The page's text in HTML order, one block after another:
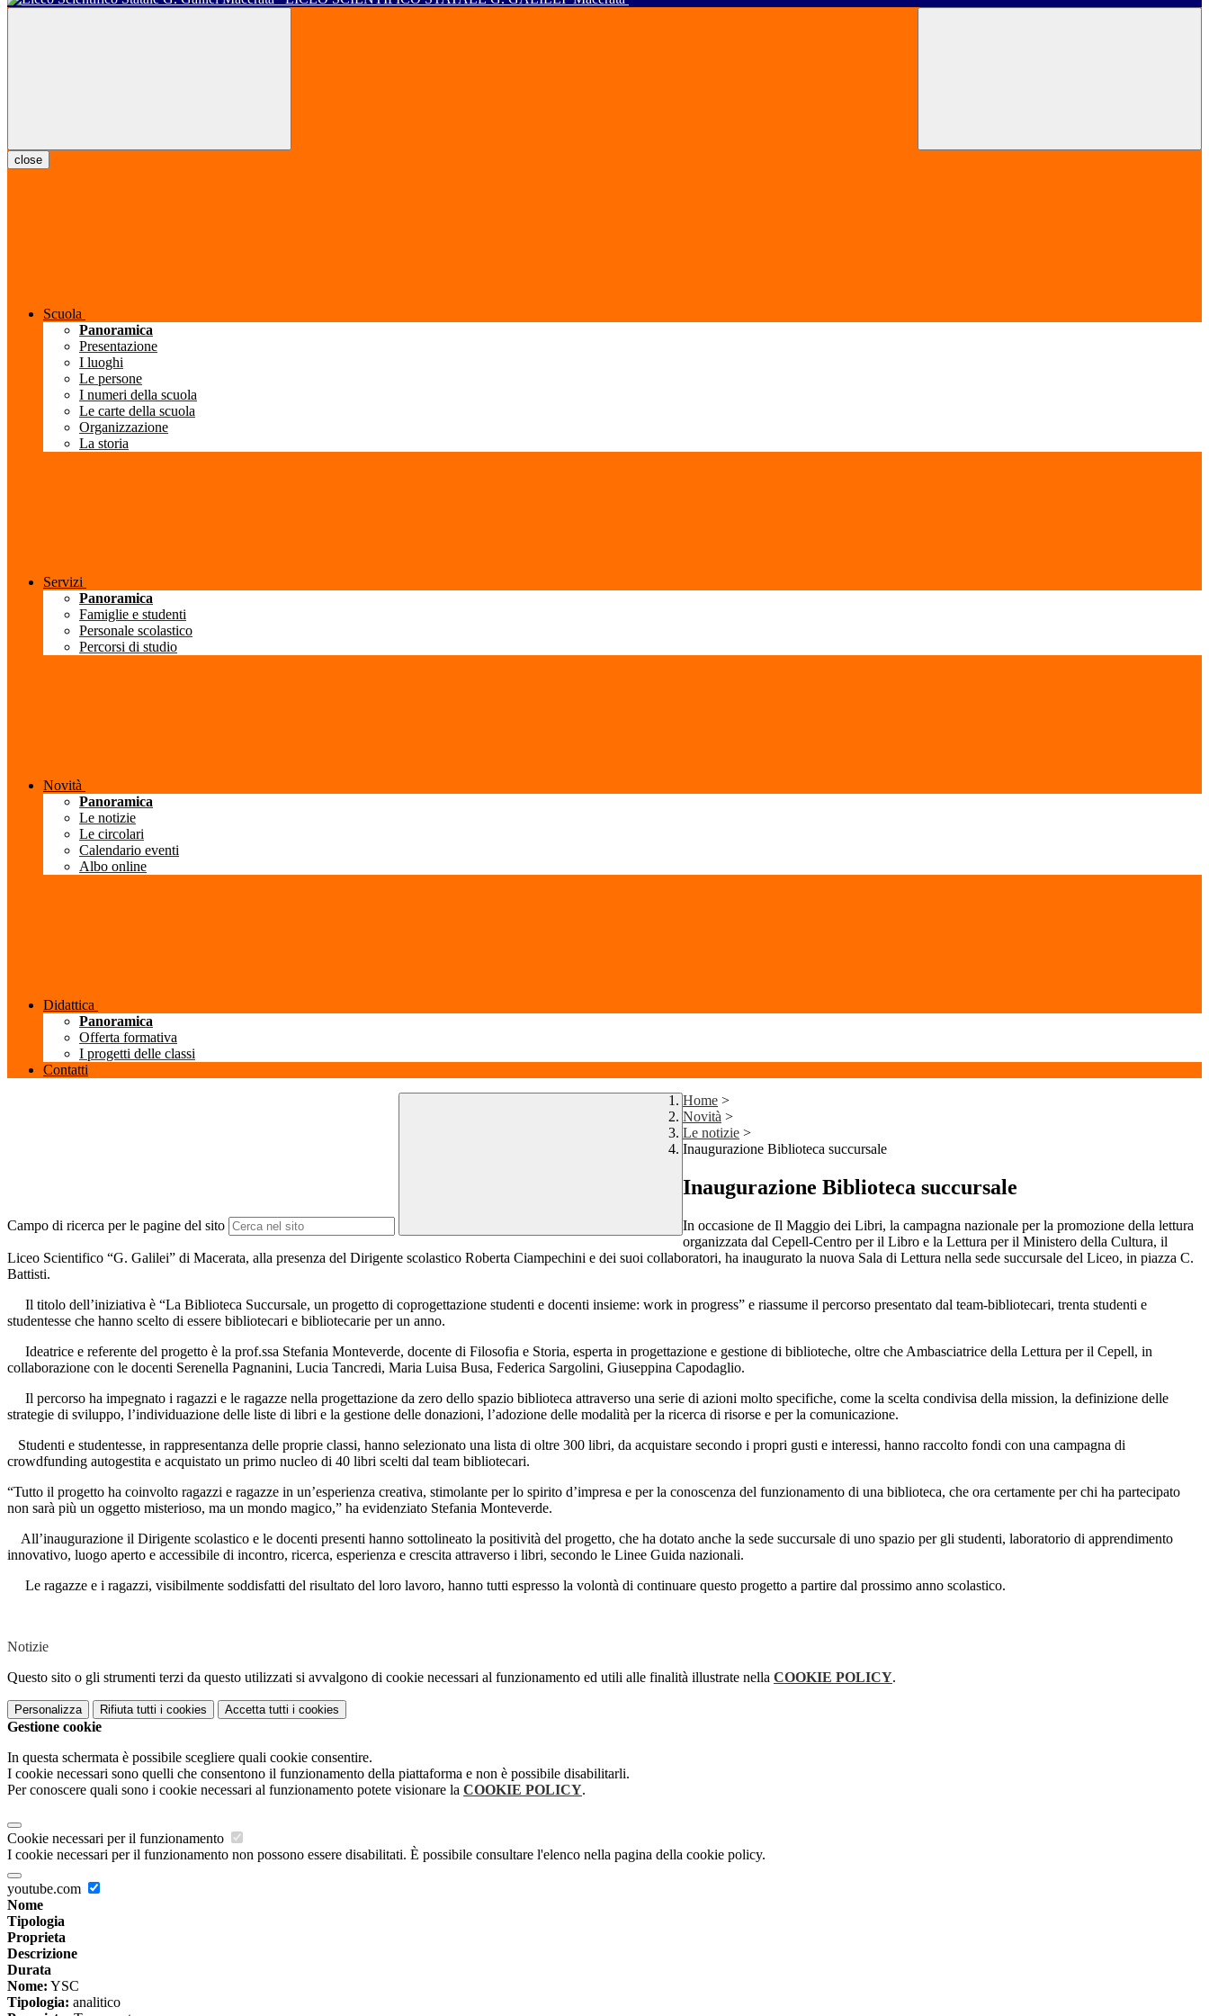
close
Scuola
Panoramica
Presentazione
I luoghi
Le persone
I numeri della scuola
Le carte della scuola
Organizzazione
La storia
Servizi
Panoramica
Famiglie e studenti
Personale scolastico
Percorsi di studio
Novità
Panoramica
Le notizie
Le circolari
Calendario eventi
Albo online
Didattica
Panoramica
Offerta formativa
I progetti delle classi
Contatti
Campo di ricerca per le pagine del sito
Home >
Novità >
Le notizie >
Inaugurazione Biblioteca succursale
Inaugurazione Biblioteca succursale
In occasione de Il Maggio dei Libri, la campagna nazionale per la promozione della lettura
organizzata dal Cepell-Centro per il Libro e la Lettura per il Ministero della Cultura, il
Liceo Scientifico “G. Galilei” di Macerata, alla presenza del Dirigente scolastico Roberta Ciampechini e dei suoi collaboratori, ha inaugurato la nuova Sala di Lettura nella sede succursale del Liceo, in piazza C.
Battisti.
Il titolo dell’iniziativa è “La Biblioteca Succursale, un progetto di coprogettazione studenti e docenti insieme: work in progress” e riassume il percorso presentato dal team-bibliotecari, trenta studenti e
studentesse che hanno scelto di essere bibliotecari e bibliotecarie per un anno.
Ideatrice e referente del progetto è la prof.ssa Stefania Monteverde, docente di Filosofia e Storia, esperta in progettazione e gestione di biblioteche, oltre che Ambasciatrice della Lettura per il Cepell, in
collaborazione con le docenti Serenella Pagnanini, Lucia Tancredi, Maria Luisa Busa, Federica Sargolini, Giuseppina Capodaglio.
Il percorso ha impegnato i ragazzi e le ragazze nella progettazione da zero dello spazio biblioteca attraverso una serie di azioni molto specifiche, come la scelta condivisa della mission, la definizione delle
strategie di sviluppo, l’individuazione delle liste di libri e la gestione delle donazioni, l’adozione delle modalità per la ricerca di risorse e per la comunicazione.
Studenti e studentesse, in rappresentanza delle proprie classi, hanno selezionato una lista di oltre 300 libri, da acquistare secondo i propri gusti e interessi, hanno raccolto fondi con una campagna di
crowdfunding autogestita e acquistato un primo nucleo di 40 libri scelti dal team bibliotecari.
“Tutto il progetto ha coinvolto ragazzi e ragazze in un’esperienza creativa, stimolante per lo spirito d’impresa e per la conoscenza del funzionamento di una biblioteca, che ora certamente per chi ha partecipato
non sarà più un oggetto misterioso, ma un mondo magico,” ha evidenziato Stefania Monteverde.
All’inaugurazione il Dirigente scolastico e le docenti presenti hanno sottolineato la positività del progetto, che ha dotato anche la sede succursale di uno spazio per gli studenti, laboratorio di apprendimento
innovativo, luogo aperto e accessibile di incontro, ricerca, esperienza e crescita attraverso i libri, secondo le Linee Guida nazionali.
Le ragazze e i ragazzi, visibilmente soddisfatti del risultato del loro lavoro, hanno tutti espresso la volontà di continuare questo progetto a partire dal prossimo anno scolastico.
Notizie
Questo sito o gli strumenti terzi da questo utilizzati si avvalgono di cookie necessari al funzionamento ed utili alle finalità illustrate nella COOKIE POLICY.
Personalizza Rifiuta tutti i cookies Accetta tutti i cookies
Gestione cookie
In questa schermata è possibile scegliere quali cookie consentire.
I cookie necessari sono quelli che consentono il funzionamento della piattaforma e non è possibile disabilitarli.
Per conoscere quali sono i cookie necessari al funzionamento potete visionare la COOKIE POLICY.
Cookie necessari per il funzionamento
I cookie necessari per il funzionamento non possono essere disabilitati. È possibile consultare l'elenco nella pagina della cookie policy.
youtube.com
Nome
Tipologia
Proprieta
Descrizione
Durata
Nome: YSC
Tipologia: analitico